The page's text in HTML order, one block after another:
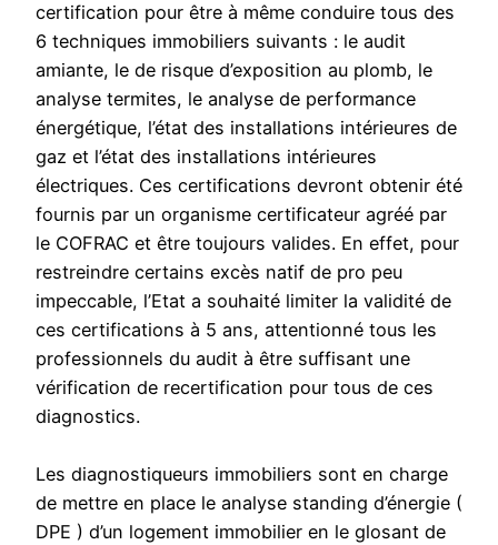
certification pour être à même conduire tous des
6 techniques immobiliers suivants : le audit
amiante, le de risque d’exposition au plomb, le
analyse termites, le analyse de performance
énergétique, l’état des installations intérieures de
gaz et l’état des installations intérieures
électriques. Ces certifications devront obtenir été
fournis par un organisme certificateur agréé par
le COFRAC et être toujours valides. En effet, pour
restreindre certains excès natif de pro peu
impeccable, l’Etat a souhaité limiter la validité de
ces certifications à 5 ans, attentionné tous les
professionnels du audit à être suffisant une
vérification de recertification pour tous de ces
diagnostics.
Les diagnostiqueurs immobiliers sont en charge
de mettre en place le analyse standing d’énergie (
DPE ) d’un logement immobilier en le glosant de